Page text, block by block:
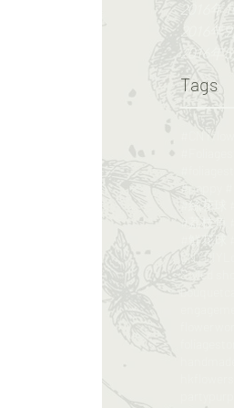
2016年
2016年9
2016年
Tags
#荔枝
#鮮花球
CNY
Styled
bouquet